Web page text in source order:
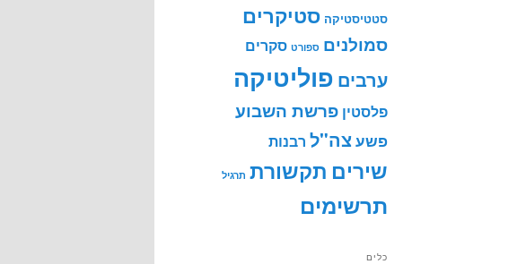
סטטיסטיקה סטיקרים
סמולנים ספורט סקרים
ערבים פוליטיקה
פלסטין פרשת השבוע
פשעצה"ל רבנות
שירים תקשורת תרגיל
תרשימים
כלים